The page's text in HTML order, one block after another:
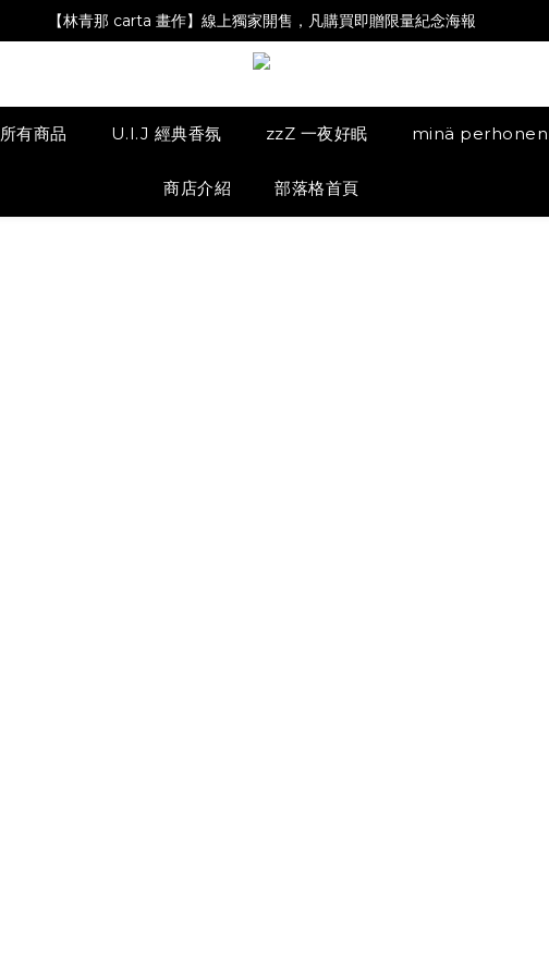
【Magazine B】單筆消費滿NT$2,000，即贈閱讀禮物明信片組
【林青那 carta 畫作】線上獨家開售，凡購買即贈限量紀念海報
【夏日降溫🧊對策單品】系列商品滿額現折 NT$300！
【Magazine B】單筆消費滿NT$2,000，即贈閱讀禮物明信片組
所有商品 U.I.J 經典香氛 zzZ 一夜好眠 minä perhonen
商店介紹 部落格首頁